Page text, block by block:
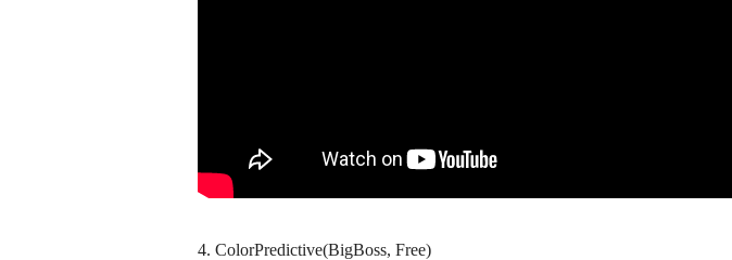
4. ColorPredictive(BigBoss, Free)